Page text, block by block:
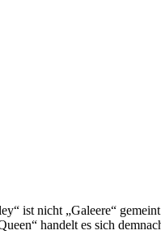
ist nicht „Galeere“
handelt es sich